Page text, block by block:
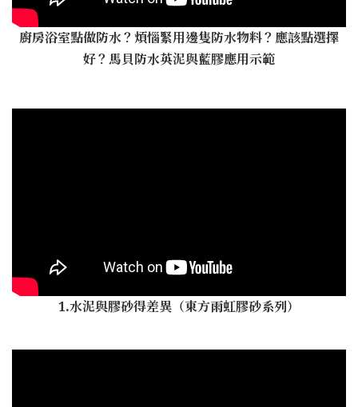
廚房浴室點做防水？煩惱緊用邊隻防水物料？應該點選擇
好？馬貝防水英泥與藍膠應用示範
1.水泥與膠砂得差異（東方雨虹膠砂系列）